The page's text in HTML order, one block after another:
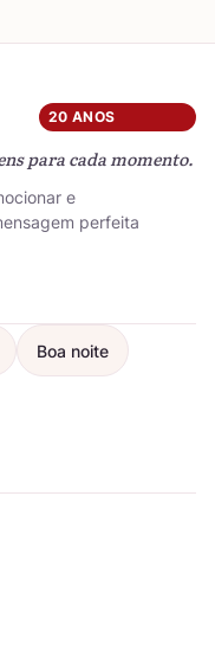
20 ANOS
para cada momento.
e
perfeita
Boa noite